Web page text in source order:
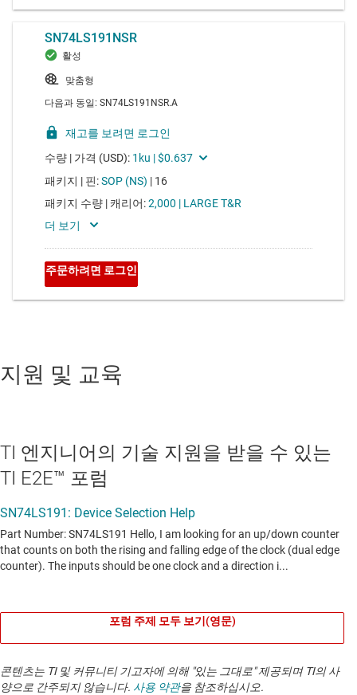
지원 및 교육
TI 엔지니어의 기술 지원을 받을 수 있는
TI E2E™ 포럼
포럼 주제 모두 보기(영문)
콘텐츠는 TI 및 커뮤니티 기고자에 의해 "있는 그대로" 제공되며 TI의 사
양으로 간주되지 않습니다. 사용 약관을 참조하십시오.